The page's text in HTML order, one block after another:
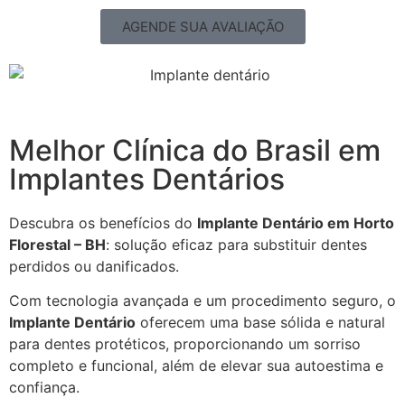
AGENDE SUA AVALIAÇÃO
Melhor Clínica do Brasil em
Implantes Dentários
Descubra os benefícios do Implante Dentário em Horto
Florestal – BH: solução eficaz para substituir dentes
perdidos ou danificados.
Com tecnologia avançada e um procedimento seguro, o
Implante Dentário oferecem uma base sólida e natural
para dentes protéticos, proporcionando um sorriso
completo e funcional, além de elevar sua autoestima e
confiança.